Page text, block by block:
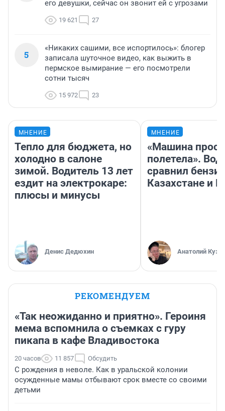
его девушки, сейчас он звонит ей с угрозами
19 621 27
5
«Никаких сашими, все испортилось»: блогер
записала шуточное видео, как выжить в
пермское вымирание — его посмотрели
сотни тысяч
15 972 23
МНЕНИЕ
Тепло для бюджета, но
холодно в салоне
зимой. Водитель 13 лет
ездит на электрокаре:
плюсы и минусы
Денис Дедюхин
МНЕНИЕ
«Машина
полетела».
сравнил
Казахстане и
Анатолий
РЕКОМЕНДУЕМ
«Так неожиданно и приятно». Героиня
мема вспомнила о съемках с гуру
пикапа в кафе Владивостока
20 часов 11 857 Обсудить
С рождения в неволе. Как в уральской колонии
осужденные мамы отбывают срок вместе со своими
детьми